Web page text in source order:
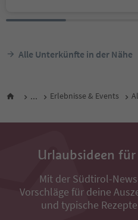
Alle Unterkünfte in der Nähe
... Erlebnisse & Events
Urlaubsideen
Mit der Südtirol-
Vorschläge für deine
und typische